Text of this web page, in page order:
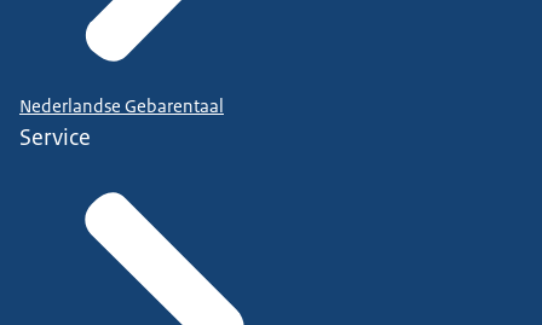
Nederlandse Gebarentaal
Service